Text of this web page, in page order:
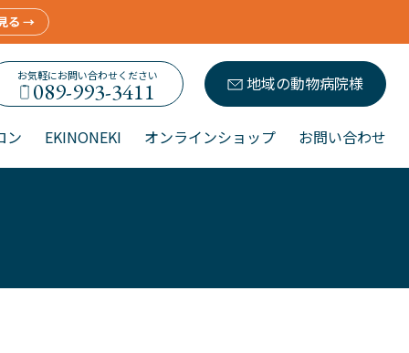
る →
お気軽にお問い合わせください
089-993-3411 地域の動物病院様
ン EKINONEKI オンラインショップ お問い合わせ